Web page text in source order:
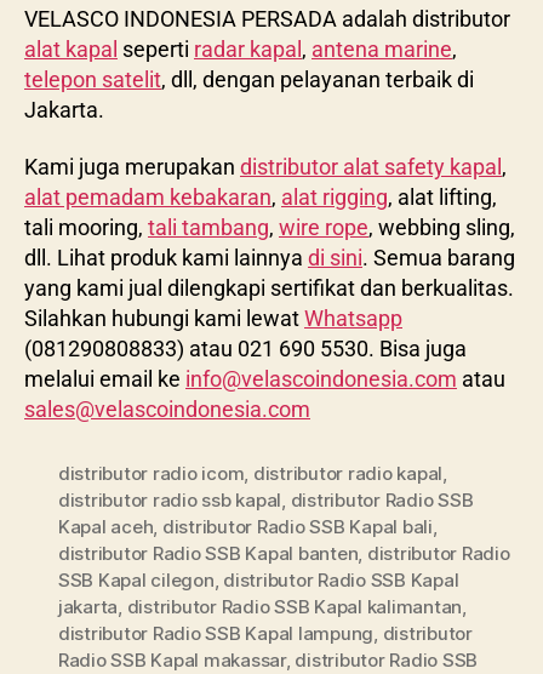
VELASCO INDONESIA PERSADA adalah distributor
alat kapal seperti radar kapal, antena marine,
telepon satelit, dll, dengan pelayanan terbaik di
Jakarta.
Kami juga merupakan distributor alat safety kapal ,
alat pemadam kebakaran, alat rigging, alat lifting,
tali mooring, tali tambang, wire rope, webbing sling,
dll. Lihat produk kami lainnya di sini. Semua barang
yang kami jual dilengkapi sertifikat dan berkualitas.
Silahkan hubungi kami lewatWhatsapp
(081290808833) atau 021 690 5530. Bisa juga
melalui email ke info@velascoindonesia.com atau
sales@velascoindonesia.com
distributor radio icom, distributor radio kapal,
distributor radio ssb kapal, distributor Radio SSB
Kapal aceh, distributor Radio SSB Kapal bali,
distributor Radio SSB Kapal banten, distributor Radio
SSB Kapal cilegon, distributor Radio SSB Kapal
jakarta, distributor Radio SSB Kapal kalimantan,
distributor Radio SSB Kapal lampung, distributor
Radio SSB Kapal makassar, distributor Radio SSB